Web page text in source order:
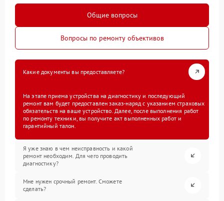
Общие вопросы
Вопросы по ремонту объективов
Какие документы вы предоставляете?
На этапе приема устройства на диагностику и последующий
ремонт вам будет предоставлен заказ-наряд с указанием страховых
обязательств на ваше устройство. Далее, после выполнения работ
по ремонту техники, вы получите акт выполненных работ и
гарантийный талон.
Я уже знаю в чем неисправность и какой
ремонт необходим. Для чего проводить
диагностику?
Мне нужен срочный ремонт. Сможете
сделать?